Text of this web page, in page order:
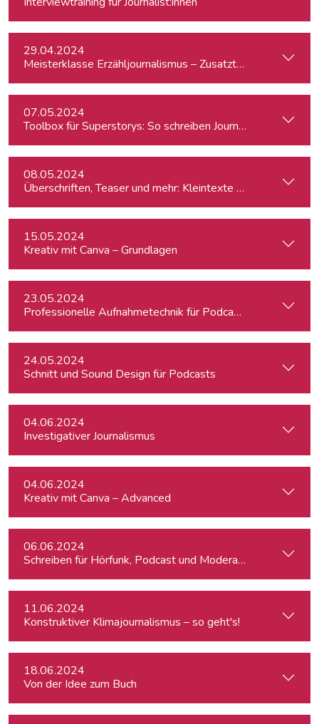
29.04.2024
Meisterklasse Erzähljournalismus – Zusatztermin
07.05.2024
Toolbox für Superstorys: So schreiben Journalist:innen
08.05.2024
Überschriften, Teaser und mehr: Kleintexte einfach besser
15.05.2024
Kreativ mit Canva – Grundlagen
23.05.2024
Professionelle Aufnahmetechnik für Podcasts
24.05.2024
Schnitt und Sound Design für Podcasts
04.06.2024
Investigativer Journalismus
04.06.2024
Kreativ mit Canva – Advanced
06.06.2024
Schreiben für Hörfunk, Podcast und Moderation
11.06.2024
Konstruktiver Klimajournalismus – so geht's!
18.06.2024
Von der Idee zum Buch